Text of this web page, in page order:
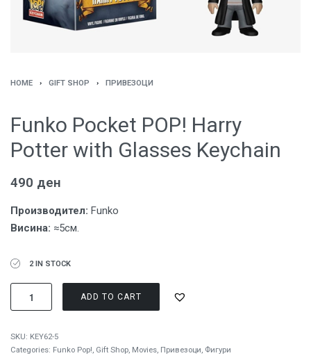
HOME › GIFT SHOP › ПРИВЕЗОЦИ
Funko Pocket POP! Harry
Potter with Glasses Keychain
490 ден
Производител: Funko
Висина: ≈5см.
2 IN STOCK
ADD TO CART
SKU: KEY62-5
Categories: Funko Pop!, Gift Shop, Movies, Привезоци, Фигури